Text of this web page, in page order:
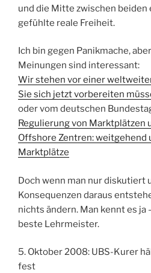
und die Mitte zwischen
gefühlte reale Freiheit.
Ich bin gegen Panikmache,
Meinungen sind interessant:
Wir stehen vor einer
Sie sich jetzt vorbereiten
oder vom deutschen
Regulierung von Marktplätzen
Offshore Zentren: weitgehend
Marktplätze
Doch wenn man nur diskutiert
Konsequenzen daraus
nichts ändern. Man kennt es ja
beste Lehrmeister.
5. Oktober 2008: UBS-Kurer
fest